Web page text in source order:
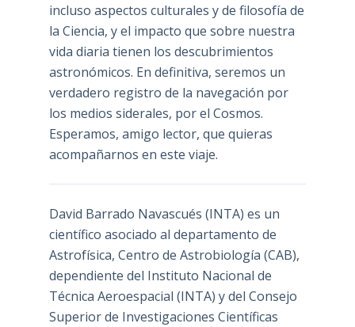
incluso aspectos culturales y de filosofía de
la Ciencia, y el impacto que sobre nuestra
vida diaria tienen los descubrimientos
astronómicos. En definitiva, seremos un
verdadero registro de la navegación por
los medios siderales, por el Cosmos.
Esperamos, amigo lector, que quieras
acompañarnos en este viaje.
David Barrado Navascués (INTA) es un
científico asociado al departamento de
Astrofísica, Centro de Astrobiología (CAB),
dependiente del Instituto Nacional de
Técnica Aeroespacial (INTA) y del Consejo
Superior de Investigaciones Científicas